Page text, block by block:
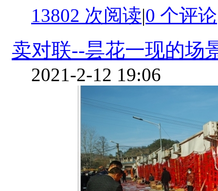
13802 次阅读|0 个评论
卖对联--昙花一现的场
2021-2-12 19:06